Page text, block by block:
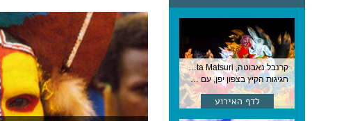
קרנבל נאבוטה, Nebuta Matsuri ,יפן
חגיגות הקיץ בצפון יפן, עם תהלוכות ענק, ריקודים וזיקוקים. 6-2 באוגוסט, יפן
לדף האירוע